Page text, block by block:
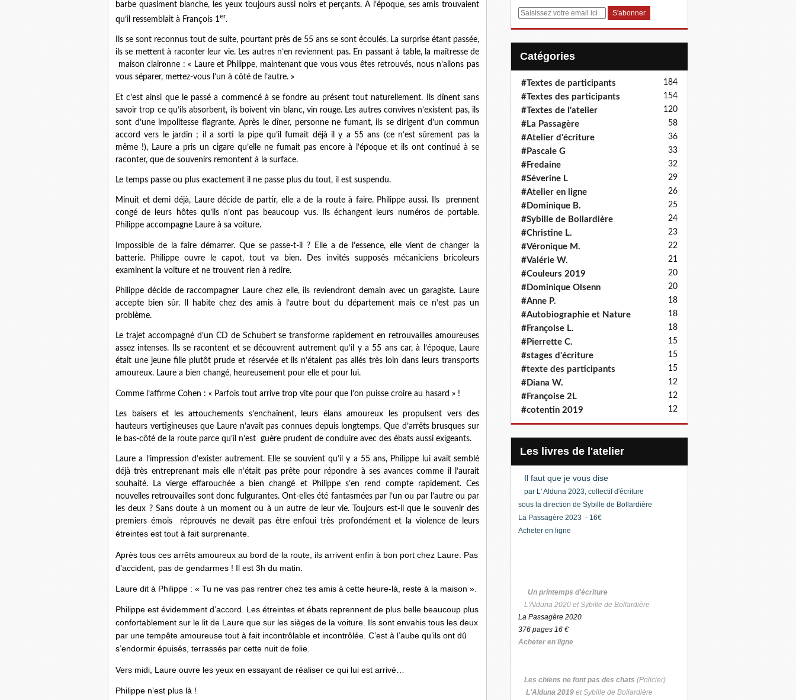
barbe quasiment blanche, les yeux toujours aussi noirs et perçants. A l’époque, ses amis trouvaient
qu’il ressemblait à François 1er.
Ils se sont reconnus tout de suite, pourtant près de 55 ans se sont écoulés. La surprise étant passée,
ils se mettent à raconter leur vie. Les autres n’en reviennent pas. En passant à table, la maîtresse de
maison claironne : « Laure et Philippe, maintenant que vous vous êtes retrouvés, nous n’allons pas
vous séparer, mettez-vous l’un à côté de l’autre. »
Et c’est ainsi que le passé a commencé à se fondre au présent tout naturellement. Ils dînent sans
savoir trop ce qu’ils absorbent, ils boivent vin blanc, vin rouge. Les autres convives n’existent pas, ils
sont d’une impolitesse flagrante. Après le dîner, personne ne fumant, ils se dirigent d’un commun
accord vers le jardin ; il a sorti la pipe qu’il fumait déjà il y a 55 ans (ce n’est sûrement pas la
même !), Laure a pris un cigare qu’elle ne fumait pas encore à l’époque et ils ont continué à se
raconter, que de souvenirs remontent à la surface.
Le temps passe ou plus exactement il ne passe plus du tout, il est suspendu.
Minuit et demi déjà, Laure décide de partir, elle a de la route à faire. Philippe aussi. Ils prennent
congé de leurs hôtes qu’ils n’ont pas beaucoup vus. Ils échangent leurs numéros de portable.
Philippe accompagne Laure à sa voiture.
Impossible de la faire démarrer. Que se passe-t-il ? Elle a de l’essence, elle vient de changer la
batterie. Philippe ouvre le capot, tout va bien. Des invités supposés mécaniciens bricoleurs
examinent la voiture et ne trouvent rien à redire.
Philippe décide de raccompagner Laure chez elle, ils reviendront demain avec un garagiste. Laure
accepte bien sûr. Il habite chez des amis à l’autre bout du département mais ce n’est pas un
problème.
Le trajet accompagné d’un CD de Schubert se transforme rapidement en retrouvailles amoureuses
assez intenses. Ils se racontent et se découvrent autrement qu’il y a 55 ans car, à l’époque, Laure
était une jeune fille plutôt prude et réservée et ils n’étaient pas allés très loin dans leurs transports
amoureux. Laure a bien changé, heureusement pour elle et pour lui.
Comme l’affirme Cohen : « Parfois tout arrive trop vite pour que l’on puisse croire au hasard » !
Les baisers et les attouchements s’enchaînent, leurs élans amoureux les propulsent vers des
hauteurs vertigineuses que Laure n’avait pas connues depuis longtemps. Que d’arrêts brusques sur
le bas-côté de la route parce qu’il n’est guère prudent de conduire avec des ébats aussi exigeants.
Laure a l’impression d’exister autrement. Elle se souvient qu’il y a 55 ans, Philippe lui avait semblé
déjà très entreprenant mais elle n’était pas prête pour répondre à ses avances comme il l’aurait
souhaité. La vierge effarouchée a bien changé et Philippe s’en rend compte rapidement. Ces
nouvelles retrouvailles sont donc fulgurantes. Ont-elles été fantasmées par l’un ou par l’autre ou par
les deux ? Sans doute à un moment ou à un autre de leur vie. Toujours est-il que le souvenir des
premiers émois réprouvés ne devait pas être enfoui très profondément et la violence de leurs
étreintes est tout à fait surprenante.
Après tous ces arrêts amoureux au bord de la route, ils arrivent enfin à bon port chez Laure. Pas
d’accident, pas de gendarmes ! Il est 3h du matin.
Laure dit à Philippe : « Tu ne vas pas rentrer chez tes amis à cette heure-là, reste à la maison ».
Philippe est évidemment d’accord. Les étreintes et ébats reprennent de plus belle beaucoup plus
confortablement sur le lit de Laure que sur les sièges de la voiture. Ils sont envahis tous les deux
par une tempête amoureuse tout à fait incontrôlable et incontrôlée. C’est à l’aube qu’ils ont dû
s’endormir épuisés, terrassés par cette nuit de folie.
Vers midi, Laure ouvre les yeux en essayant de réaliser ce qui lui est arrivé…
Philippe n’est plus là !
E
Catégories
#Textes de participants 184
#Textes des participants 154
#Textes de l'atelier 120
#La Passagère 58
#Atelier d'écriture 36
#Pascale G 33
#Fredaine 32
#Séverine L 29
#Atelier en ligne 26
#Dominique B. 25
#Sybille de Bollardière 24
#Christine L. 23
#Véronique M. 22
#Valérie W. 21
#Couleurs 2019 20
#Dominique Olsenn 20
#Anne P. 18
#Autobiographie et Nature 18
#Françoise L. 18
#Pierrette C. 15
#stages d'écriture 15
#texte des participants 15
#Diana W. 12
#Françoise 2L 12
#cotentin 2019 12
Les livres de l'atelier
Il faut que je vous dise
par L' Alduna 2023, collectif d'écriture
sous la direction de Sybille de Bollardière
La Passagère 2023 - 16€
Acheter en ligne
Un printemps d'écriture
L'Alduna 2020 et Sybille de Bollardière
La Passagère 2020
376 pages 16 €
Acheter en ligne
Les chiens ne font pas des chats (Policier)
L'Alduna 2019 et Sybille de Bollardière